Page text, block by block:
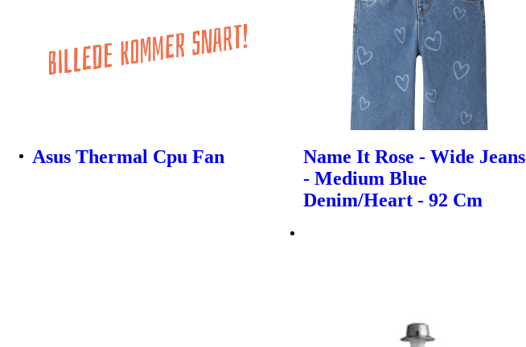
Asus Thermal Cpu Fan
Name It Rose - Wide Jeans
- Medium Blue
Denim/Heart - 92 Cm